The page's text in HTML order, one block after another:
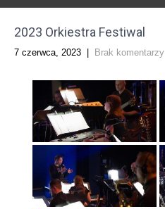
2023 Orkiestra Festiwal
7 czerwca, 2023 Brak komentarzy